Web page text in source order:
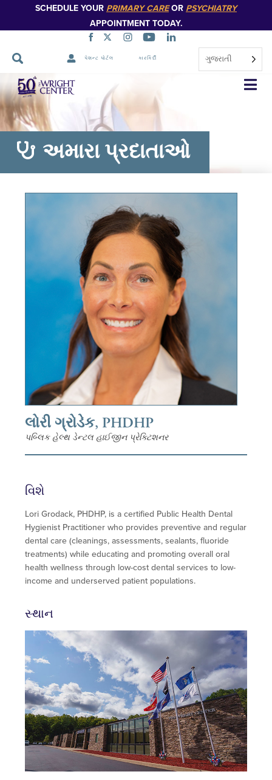
SCHEDULE YOUR PRIMARY CAREOR PSYCHIATRY
APPOINTMENT TODAY.
પેશન્ટ પોર્ટલ કારકિર્દી ગુજરાતી
નેવિગેશન
છોડો
અમારા પ્રદાતાઓ
લોરી ગ્રોડેક, PHDHP
પબ્લિક હેલ્થ ડેન્ટલ હાઈજીન પ્રેક્ટિશનર
વિશે
Lori Grodack, PHDHP, is a certified Public Health Dental
Hygienist Practitioner who provides preventive and regular
dental care (cleanings, assessments, sealants, fluoride
treatments) while educating and promoting overall oral
health wellness through low-cost dental services to low-
income and underserved patient populations.
સ્થાન